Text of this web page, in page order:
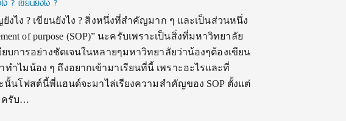
ญยังไง ? เขียนยังไง ? สิ่งหนึ่งที่สำคัญมาก ๆ และเป็นส่วนหนึ่ง
of purpose (SOP)” นะครับเพราะเป็นสิ่งที่มหาวิทยาลัย
บการอย่างชัดเจนในหลายๆมหาวิทยาลัยว่าน้องๆต้องเขียน
ทำไมน้อง ๆ ถึงอยากเข้ามาเรียนที่นี้ เพราะอะไรและที่
นโฟสต์นี้พี่แฮนด์จะมาไล่เรียงความสำคัญของ SOP ตั้งแต่
ครับ…